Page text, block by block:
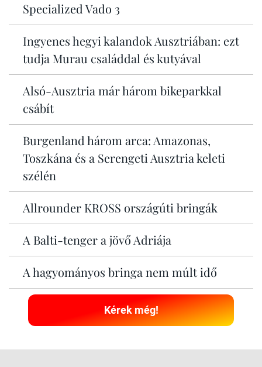
Specialized Vado 3
Ingyenes hegyi kalandok Ausztriában: ezt
tudja Murau családdal és kutyával
Alsó-Ausztria már három bikeparkkal
csábít
Burgenland három arca: Amazonas,
Toszkána és a Serengeti Ausztria keleti
szélén
Allrounder KROSS országúti bringák
A Balti-tenger a jövő Adriája
A hagyományos bringa nem múlt idő
Kérek még!